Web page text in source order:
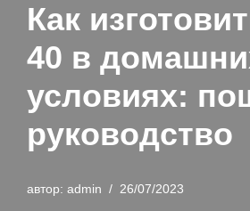
Как
40 в
условиях:
руководство
автор: admin 26/07/2023